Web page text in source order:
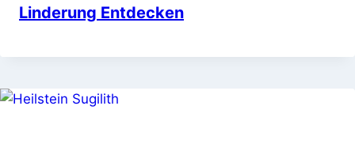
Linderung Entdecken